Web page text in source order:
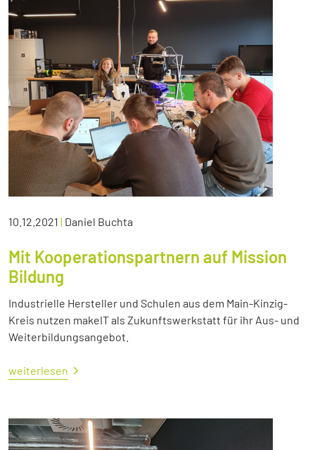
10.12.2021 | Daniel Buchta
Mit Kooperationspartnern auf Mission
Bildung
Industrielle Hersteller und Schulen aus dem Main-Kinzig-
Kreis nutzen makeIT als Zukunftswerkstatt für ihr Aus- und
Weiterbildungsangebot.
weiterlesen